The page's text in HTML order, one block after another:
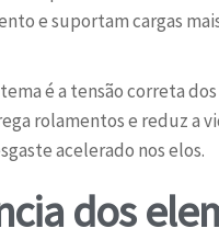
e suportam cargas
é a tensão correta
rolamentos e reduz a
acelerado nos elos.
dos